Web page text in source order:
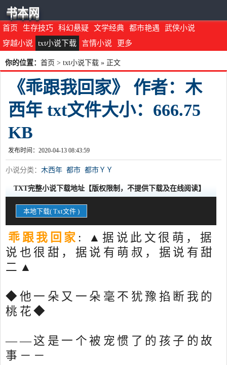
首页 生存技巧 科幻悬疑 文学经典 都市艳遇
武侠小说
穿越小说
txt小说下载 言情小说 更多
书本网
你的位置： 首页 > txt小说下载 » 正文
《乖跟我回家》 作者：木
西年 txt文件大小：666.75
KB
发布时间：2020-04-13 08:43:59
小说分类： 木西年 都市 都市ＹＹ
TXT完整小说下载地址【版权限制，不提供下载及在线阅读】
本地下载( Txt文件 )
乖跟我回家 : ▲据说此文很萌，据
说也很甜，据说有萌叔，据说有甜
二▲
◆他一朵又一朵毫不犹豫掐断我的
桃花◆
——这是一个被宠惯了的孩子的故
事－－